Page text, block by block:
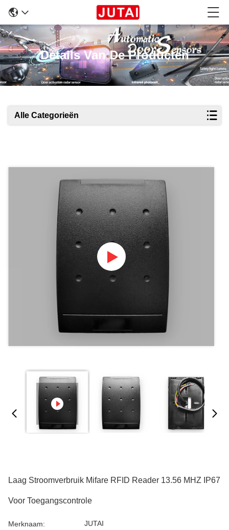
Details Van De Producten
Alle Categorieën
Laag Stroomverbruik Mifare RFID Reader 13.56 MHZ IP67
Voor Toegangscontrole
Merknaam: JUTAI